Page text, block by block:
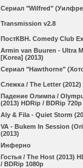
Сериал "Wilfred"
Transmission v2.8
ПостКВН. Comedy Club
Armin van Buuren - Ultra
[Korea] (2013)
Сериал "Hawthorne"
Слежка / The Letter (2012)
Падение Олимпа /
(2013) HDRip / BDRip
Aly & Fila - Quiet Storm
VA - Bukem In Session
(2013)
Инферно
Гостья / The Host (2013)
/ BDRip 1080p